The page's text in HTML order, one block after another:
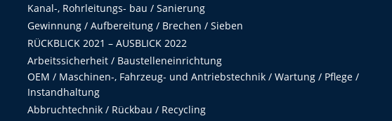
Kanal-, Rohrleitungs- bau / Sanierung
Gewinnung / Aufbereitung / Brechen / Sieben
RÜCKBLICK 2021 – AUSBLICK 2022
Arbeitssicherheit / Baustelleneinrichtung
OEM / Maschinen-, Fahrzeug- und Antriebstechnik / Wartung / Pflege /
Instandhaltung
Abbruchtechnik / Rückbau / Recycling